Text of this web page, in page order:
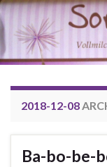
2018-12-08
Ba-bo-be-